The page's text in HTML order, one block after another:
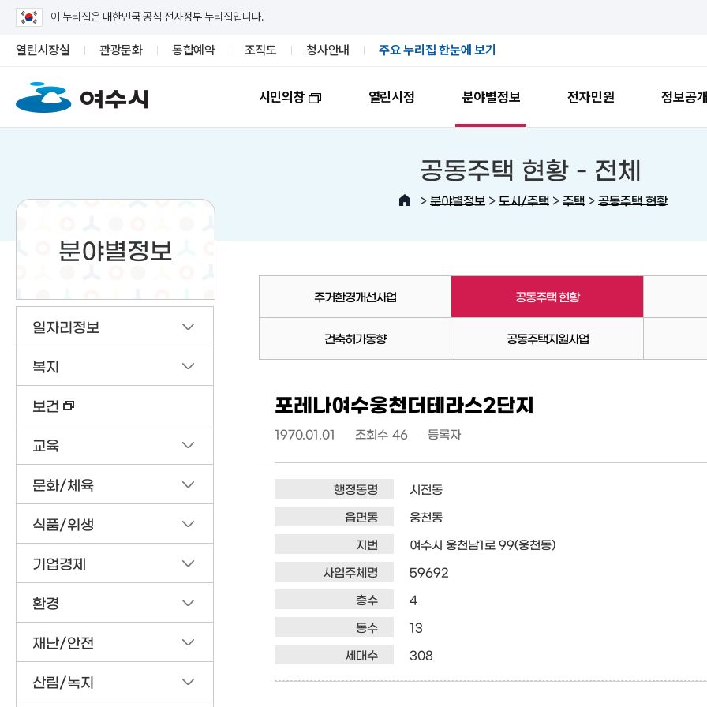
이 누리집은 대한민국 공식 전자정부 누리집입니다.
열린시장실 관광문화 통합예약 조직도 청사안내 주요 누리집 한눈에 보기
시민의창 열린시정 분야별정보 전자민원 정보공개
분야별정보
일자리정보
복지
보건
교육
문화/체육
식품/위생
기업경제
환경
재난/안전
산림/녹지
공동주택 현황 - 전체
> 분야별정보 > 도시/주택 > 주택 > 공동주택 현황
주거환경개선사업 공동주택 현황
건축허가동향 공동주택지원사업
포레나여수웅천더테라스2단지
1970.01.01 조회수 46 등록자
행정동명 시전동
읍면동 웅천동
지번 여수시 웅천남1로 99(웅천동)
사업주체명 59692
층수 4
동수 13
세대수 308